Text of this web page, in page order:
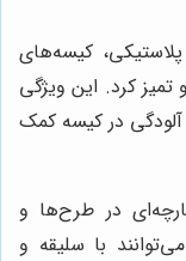
کیسه‌های
کرد. این ویژگی
در کیسه کمک
در طرح‌ها و
با سلیقه و